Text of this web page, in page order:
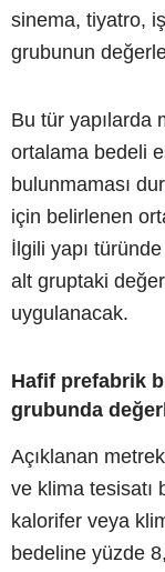
sinema, tiyatro,
grubunun
Bu tür yapılarda
ortalama bedeli
bulunmaması
için belirlenen
İlgili yapı
alt gruptaki
uygulanacak.
Hafif prefabrik
grubunda
Açıklanan
ve klima tesisatı
kalorifer veya
bedeline yüzde